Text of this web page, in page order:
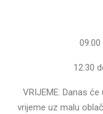
12:30
VRIJEME: Danas
vrijeme uz malu